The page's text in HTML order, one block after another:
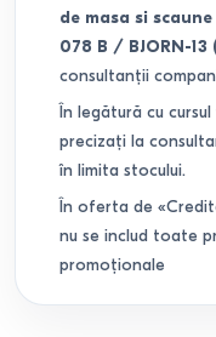
de masa si
078 B / BJORN-13
consultanții
În legătură cu
precizați la
în limita stocului.
În oferta de
nu se includ toate
promoționale